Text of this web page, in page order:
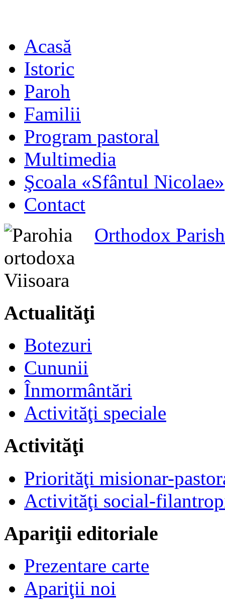
Acasă
Istoric
Paroh
Familii
Program pastoral
Multimedia
Şcoala «Sfântul Nicolae»
Contact
Orthodox
Actualităţi
Botezuri
Cununii
Înmormântări
Activităţi speciale
Activităţi
Priorităţi misionar-
Activităţi social-
Apariţii editoriale
Prezentare carte
Apariţii noi